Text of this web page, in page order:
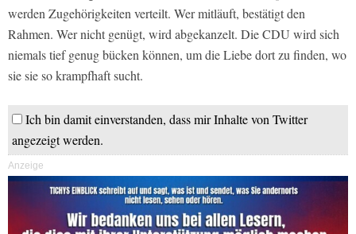
werden Zugehörigkeiten verteilt. Wer mitläuft, bestätigt den
Rahmen. Wer nicht genügt, wird abgekanzelt. Die CDU wird sich
niemals tief genug bücken können, um die Liebe dort zu finden, wo
sie sie so krampfhaft sucht.
Ich bin damit einverstanden, dass mir Inhalte von Twitter
angezeigt werden.
Anzeige